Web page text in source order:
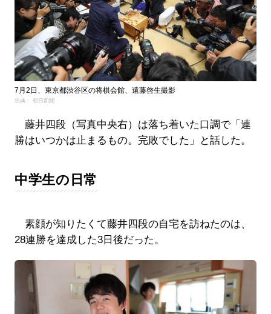
7月2日、東京都渋谷区の将棋会館、遠藤啓生撮影
出典： 朝日新聞
藤井四段（写真中央右）は落ち着いた口調で「連
勝はいつかは止まるもの。完敗でした」と話した。
中学生の日常
素顔が知りたくて藤井四段の自宅を訪ねたのは、
28連勝を達成した3日後だった。